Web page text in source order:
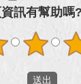
訊有幫助嗎?